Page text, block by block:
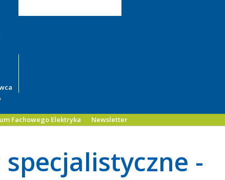
Fachowego Elektryka Newsletter
-